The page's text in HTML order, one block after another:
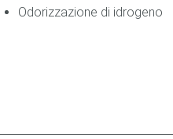
Odorizzazione di idrogeno